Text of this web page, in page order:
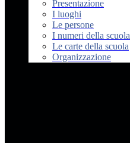
Presentazione
I luoghi
Le persone
I numeri della scuola
Le carte della scuola
Organizzazione